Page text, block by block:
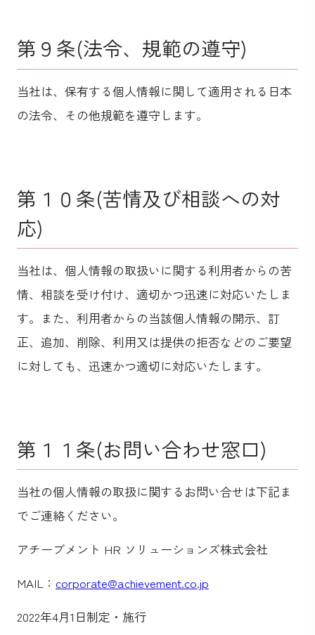
第９条(法令、規範の遵守)
当社は、保有する個人情報に関して適用される日本
の法令、その他規範を遵守します。
第１０条(苦情及び相談への対
応)
当社は、個人情報の取扱いに関する利用者からの苦
情、相談を受け付け、適切かつ迅速に対応いたしま
す。また、利用者からの当該個人情報の開示、訂
正、追加、削除、利用又は提供の拒否などのご要望
に対しても、迅速かつ適切に対応いたします。
第１１条(お問い合わせ窓口)
当社の個人情報の取扱に関するお問い合せは下記ま
でご連絡ください。
アチーブメント HR ソリューションズ株式会社
MAIL： corporate@achievement.co.jp
2022年4月1日制定・施行